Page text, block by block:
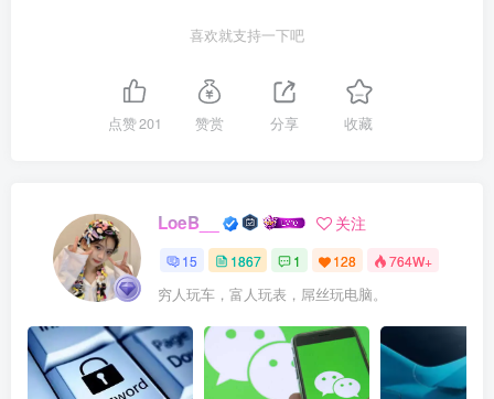
喜欢就支持一下吧
点赞201 赞赏 分享 收藏
LoeB__ 关注
15 1867 1 128 764W+
穷人玩车，富人玩表，屌丝玩电脑。